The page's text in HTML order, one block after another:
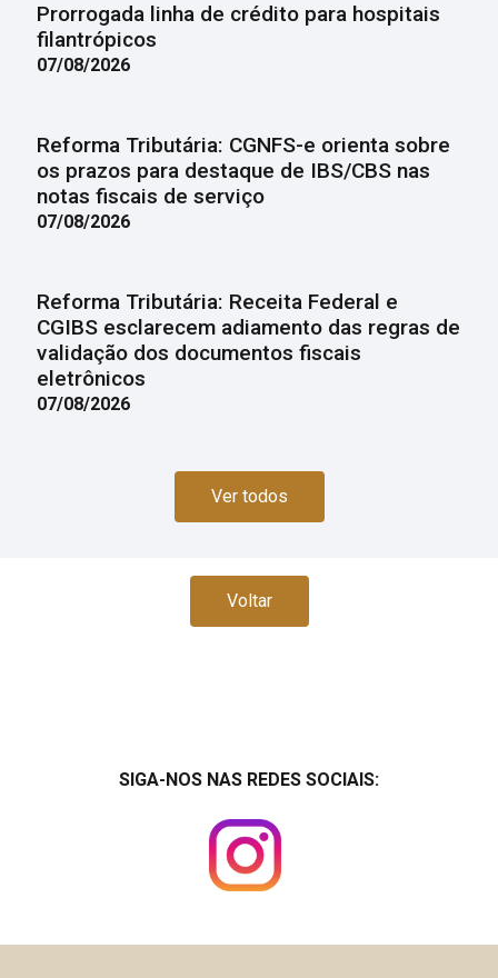
Prorrogada linha de crédito para hospitais
filantrópicos
07/08/2026
Reforma Tributária: CGNFS-e orienta sobre
os prazos para destaque de IBS/CBS nas
notas fiscais de serviço
07/08/2026
Reforma Tributária: Receita Federal e
CGIBS esclarecem adiamento das regras de
validação dos documentos fiscais
eletrônicos
07/08/2026
Ver todos
Voltar
SIGA-NOS NAS REDES SOCIAIS: